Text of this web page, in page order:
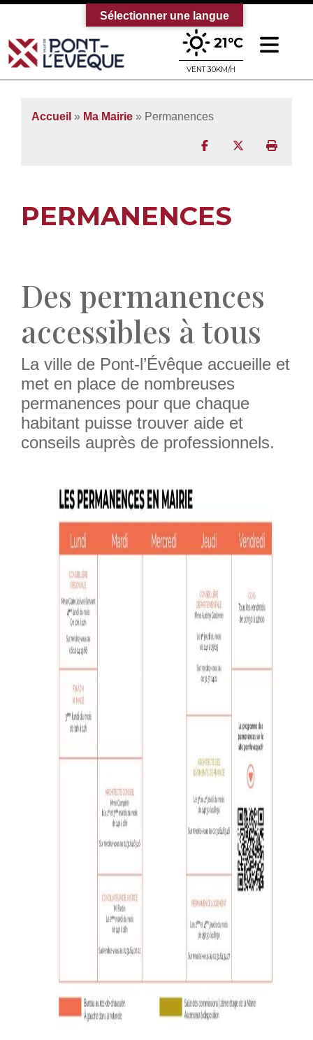
Bienvenue sur le site officiel de la
21°C
VENT 30KM/H
Accueil » Ma Mairie » Permanences
Partager surPartager sur
PERMANENCES
Des permanences
accessibles à tous
La ville de Pont-l’Évêque accueille et
met en place de nombreuses
permanences pour que chaque
habitant puisse trouver aide et
conseils auprès de professionnels.
Sélectionner une langue